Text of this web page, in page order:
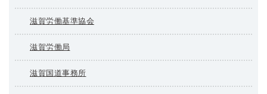
滋賀労働基準協会
滋賀労働局
滋賀国道事務所